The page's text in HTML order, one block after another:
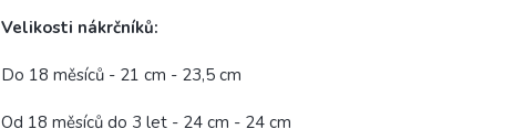
Velikosti nákrčníků:
Do 18 měsíců - 21 cm - 23,5 cm
Od 18 měsíců do 3 let - 24 cm - 24 cm